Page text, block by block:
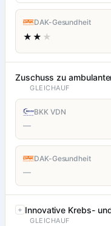
DAK-Gesundheit
★★ ★
Zuschuss zu
GLEICHAUF
BKK VDN
—
DAK-Gesundheit
—
Innovative Krebs-
GLEICHAUF